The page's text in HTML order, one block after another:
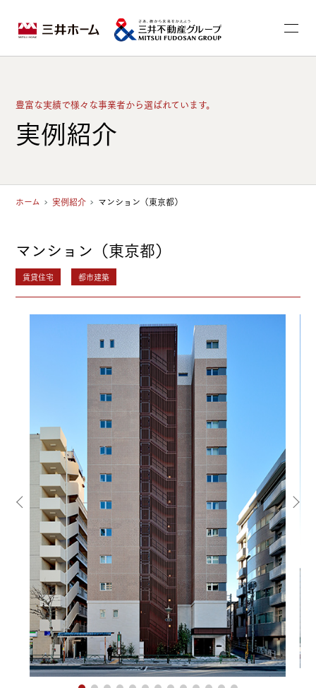
豊富な実績で様々な事業者から選ばれています。
実例紹介
ホーム 実例紹介 マンション（東京都）
マンション（東京都）
賃貸住宅 都市建築